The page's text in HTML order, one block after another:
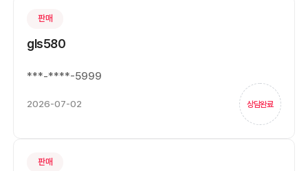
판매
gls580
***-****-5999
2026-07-02 상담완료
판매